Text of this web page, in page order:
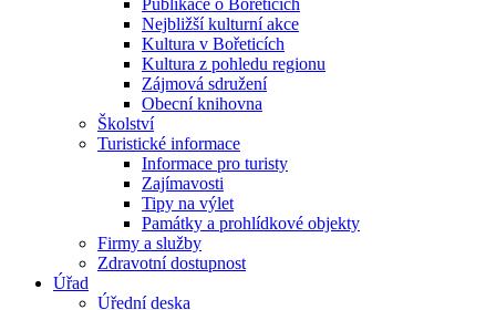
Publikace o Bořeticích
Nejbližší kulturní akce
Kultura v Bořeticích
Kultura z pohledu regionu
Zájmová sdružení
Obecní knihovna
Školství
Turistické informace
Informace pro turisty
Zajímavosti
Tipy na výlet
Památky a prohlídkové objekty
Firmy a služby
Zdravotní dostupnost
Úřad
Úřední deska